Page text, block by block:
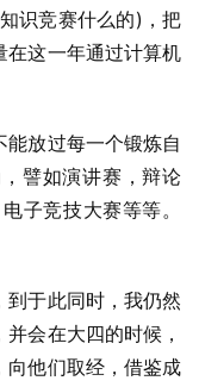
识竞赛什么的)，把
在这一年通过计算机
放过每一个锻炼自
譬如演讲赛，辩论
子竞技大赛等等。
到于此同时，我仍然
会在大四的时候，
向他们取经，借鉴成